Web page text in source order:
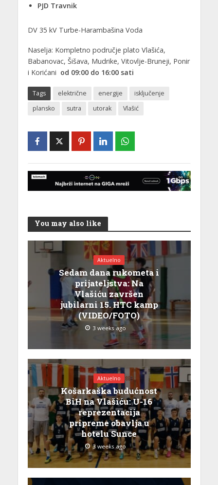
PJD Travnik
DV 35 kV Turbe-Harambašina Voda
Naselja: Kompletno područje plato Vlašića,
Babanovac, Šišava, Mudrike, Vitovlje-Bruneji, Ponir
i Korićani od 09:00 do 16:00 sati
Tags električne energije
isključenje
plansko
sutra utorak Vlašić
You may also like
Aktuelno
Sedam dana rukometa i
prijateljstva: Na
Vlašiću završen
jubilarni 15. HTC kamp
(VIDEO/FOTO)
3 weeks ago
Aktuelno
Košarkaška budućnost
BiH na Vlašiću: U-16
reprezentacija
pripreme obavlja u
hotelu Sunce
3 weeks ago